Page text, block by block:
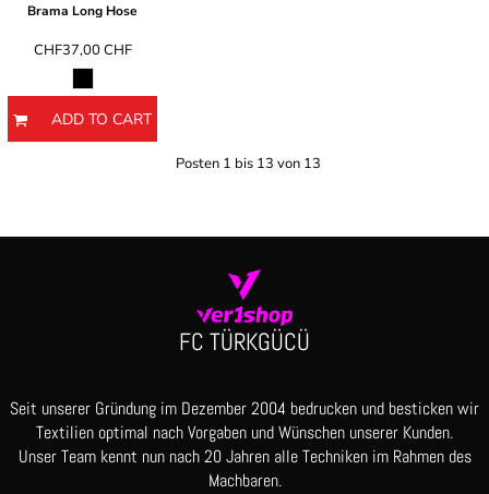
Brama Long Hose
CHF37,00 CHF
ADD TO CART
Posten 1 bis 13 von 13
FC TÜRKGÜCÜ
Seit unserer Gründung im Dezember 2004 bedrucken und besticken wir
Textilien optimal nach Vorgaben und Wünschen unserer Kunden.
Unser Team kennt nun nach 20 Jahren alle Techniken im Rahmen des
Machbaren.